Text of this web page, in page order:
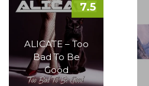
ALICATE – Too
Bad To Be
Good
7.5